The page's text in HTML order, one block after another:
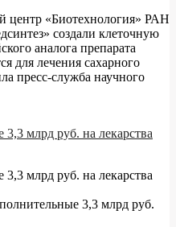
центр «Биотехнология» РАН
создали клеточную
аналога препарата
для лечения сахарного
пресс-служба научного
млрд руб. на лекарства
млрд руб. на лекарства
3,3 млрд руб.